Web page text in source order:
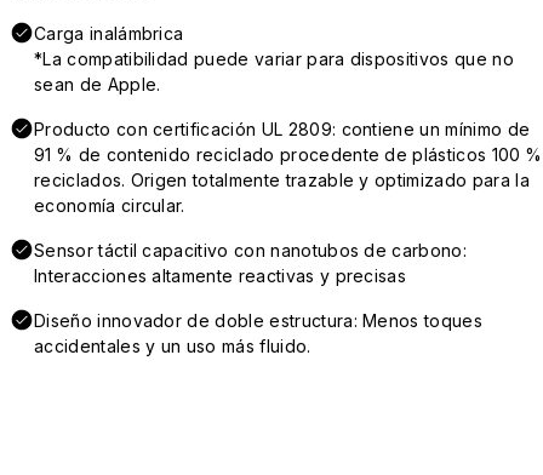
Carga inalámbrica
*La compatibilidad puede variar para dispositivos que no
sean de Apple.
Producto con certificación UL 2809: contiene un mínimo de
91 % de contenido reciclado procedente de plásticos 100 %
reciclados. Origen totalmente trazable y optimizado para la
economía circular.
Sensor táctil capacitivo con nanotubos de carbono:
Interacciones altamente reactivas y precisas
Diseño innovador de doble estructura: Menos toques
accidentales y un uso más fluido.